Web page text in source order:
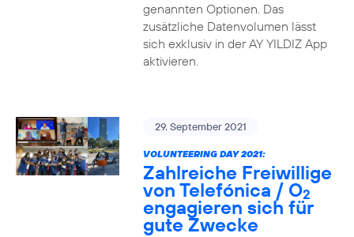
genannten Optionen. Das
zusätzliche Datenvolumen lässt
sich exklusiv in der AY YILDIZ App
aktivieren.
29. September 2021
VOLUNTEERING DAY 2021:
Zahlreiche Freiwillige
von Telefónica / O2
engagieren sich für
gute Zwecke